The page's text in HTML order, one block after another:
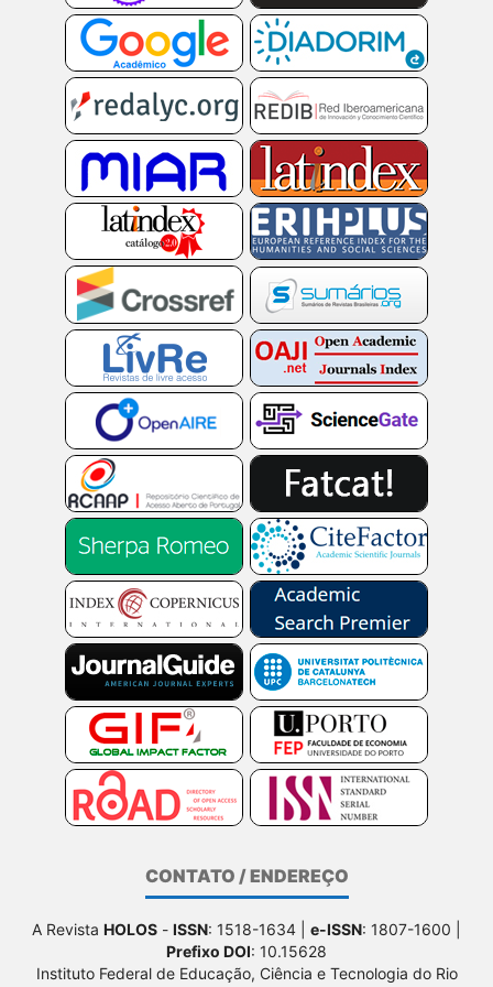
CONTATO / ENDEREÇO
A Revista HOLOS - ISSN: 1518-1634 | e-ISSN: 1807-1600 |
Prefixo DOI: 10.15628
Instituto Federal de Educação, Ciência e Tecnologia do Rio